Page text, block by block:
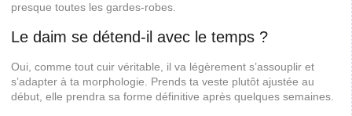
presque toutes les gardes-robes.
Le daim se détend-il avec le temps ?
Oui, comme tout cuir véritable, il va légèrement s’assouplir et
s’adapter à ta morphologie. Prends ta veste plutôt ajustée au
début, elle prendra sa forme définitive après quelques semaines.